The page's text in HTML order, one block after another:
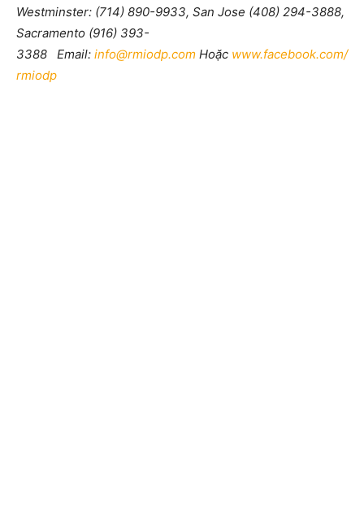
Westminster: (714) 890-9933, San Jose (408) 294-3888,
Sacramento (916) 393-
3388 Email: info@rmiodp.com Hoặc www.facebook.com/
rmiodp